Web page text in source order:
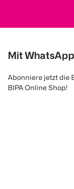
Mit
Abonniere jetzt die
BIPA Online Shop!